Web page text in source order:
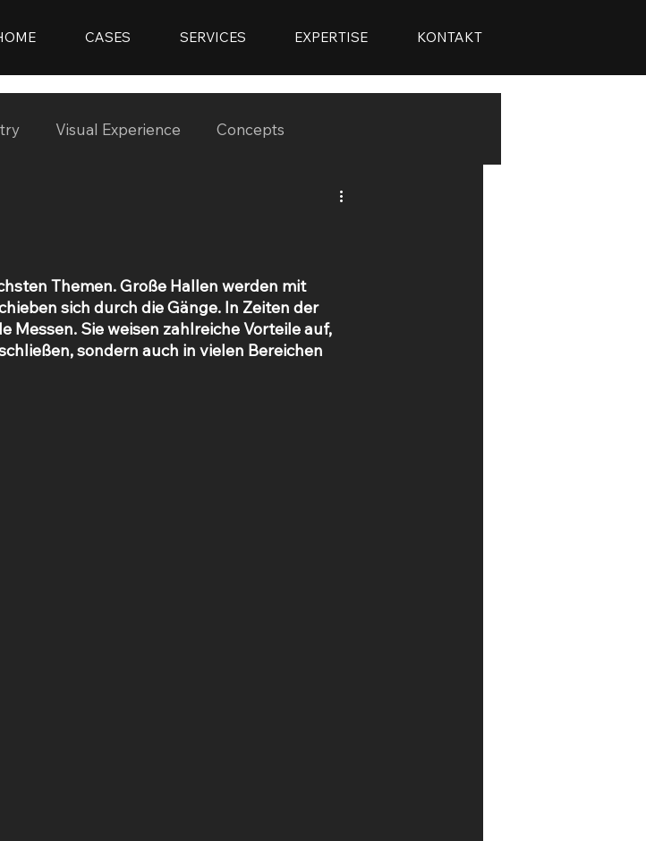
CASES SERVICES EXPERTISE KONTAKT
Visual Experience Concepts
Themen. Große Hallen werden mit
sich durch die Gänge. In Zeiten der
Messen. Sie weisen zahlreiche Vorteile auf,
sondern auch in vielen Bereichen